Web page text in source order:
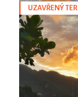
UZAVŘENÝ